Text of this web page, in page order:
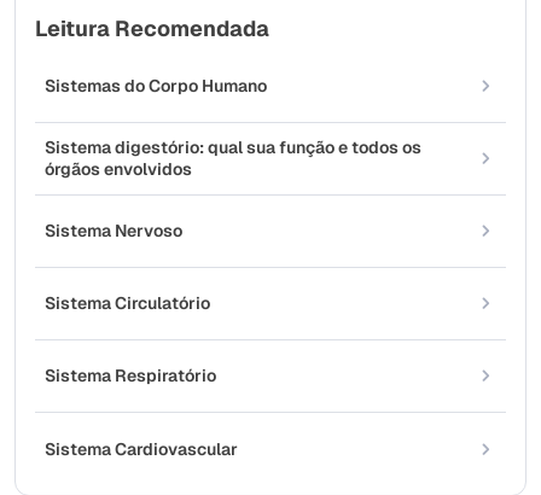
Leitura Recomendada
Sistemas do Corpo Humano
Sistema digestório: qual sua função e todos os
órgãos envolvidos
Sistema Nervoso
Sistema Circulatório
Sistema Respiratório
Sistema Cardiovascular